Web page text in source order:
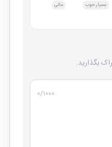
بسیار خوب عالی
بگذارید.
۰/۱۰۰۰